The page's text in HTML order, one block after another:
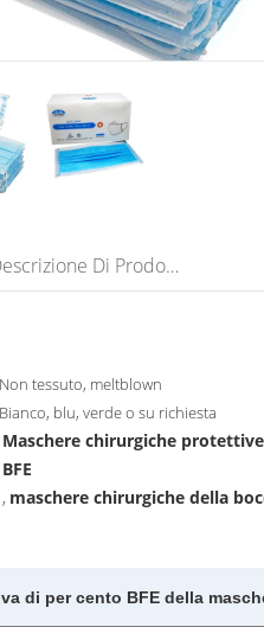
Descrizione Di Prodotto
Non tessuto, meltblown
Bianco, blu, verde o su richiesta
Maschere chirurgiche
BFE
, maschere chirurgiche della
di per cento BFE della